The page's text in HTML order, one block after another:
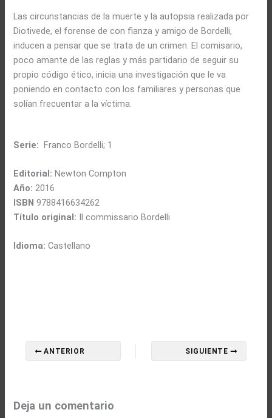
Las circunstancias de la muerte y la autopsia realizada por
Diotivede, el forense de con fianza y amigo de Bordelli,
inducen a pensar que se trata de un crimen. El comisario,
poco amante de las reglas y más partidario de seguir su
propio código ético, inicia una investigación que le va
poniendo en contacto con los familiares y personas que
solían frecuentar a la víctima.
Serie: Franco Bordelli; 1
Editorial: Newton Compton
Año: 2016
ISBN 9788416634262
Título original: Il commissario Bordelli
Idioma: Castellano
ANTERIOR SIGUIENTE
Deja un comentario